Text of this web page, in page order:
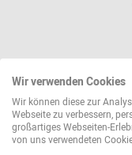
Wir verwenden Cookies
Wir können diese zur
Webseite zu verbessern,
großartiges Webseiten-
von uns verwendeten